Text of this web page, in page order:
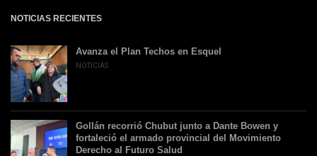
NOTICIAS RECIENTES
Avanza el Plan Techos en Esquel
NOTICIAS
Gollán recorrió Chubut junto a Dante Bowen y
fortaleció el armado provincial del Movimiento
Derecho al Futuro Salud